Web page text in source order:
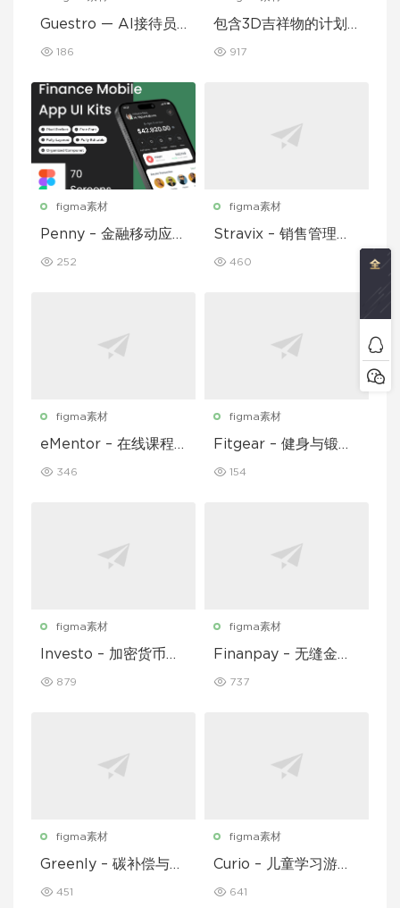
Guestro — AI接待员
186
包含3D吉祥物的计划
计UI套件
917
figma素材
Penny – 金融移动应用
252
figma素材
Stravix – 销售管理仪
460
figma素材
eMentor – 在线课程
UI Kit
346
figma素材
Fitgear – 健身与锻炼
154
figma素材
Investo – 加密货币应
879
figma素材
Finanpay – 无缝金融
737
figma素材
Greenly – 碳补偿与废
I 套件
451
figma素材
Curio – 儿童学习游戏
641